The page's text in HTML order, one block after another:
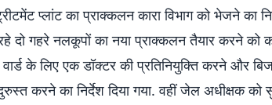
प्लांट का प्राक्कलन कारा विभाग को भेजने का
दो गहरे नलकूपों का नया प्राक्कलन तैयार करने को
के लिए एक डॉक्टर की प्रतिनियुक्ति करने और
करने का निर्देश दिया गया. वहीं जेल अधीक्षक को